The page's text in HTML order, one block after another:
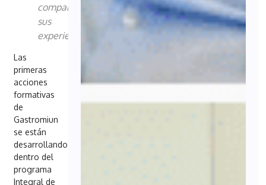
compartir
sus
experiencias
Las
primeras
acciones
formativas
de
Gastromiun
se están
desarrollando
dentro del
programa
Integral de